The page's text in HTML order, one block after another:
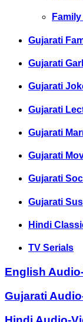
Gujarati
Gujarati
Gujarati
Gujarati
Gujarati
Gujarati
Gujarati
Gujarati
Hindi
TV Serials
English
Gujarati